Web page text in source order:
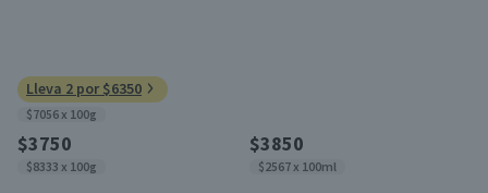
Lleva 2 por $6350
$7056 x 100g
$3750
$8333 x 100g
$3850
$2567 x 100ml